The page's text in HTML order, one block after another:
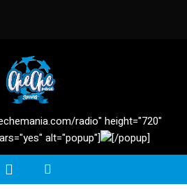
radio" height="720"
alt="popup"]
[/popup]